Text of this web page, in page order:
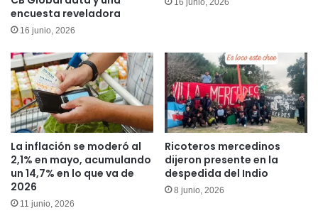
encuesta reveladora
16 junio, 2026
16 junio, 2026
La inflación se moderó al
2,1% en mayo, acumulando
un 14,7% en lo que va de
2026
11 junio, 2026
Ricoteros mercedinos
dijeron presente en la
despedida del Indio
8 junio, 2026